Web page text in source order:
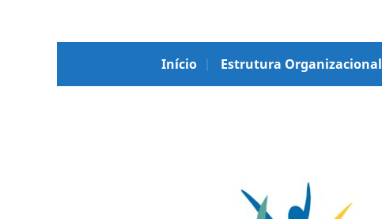
Início Estrutura Organizacional